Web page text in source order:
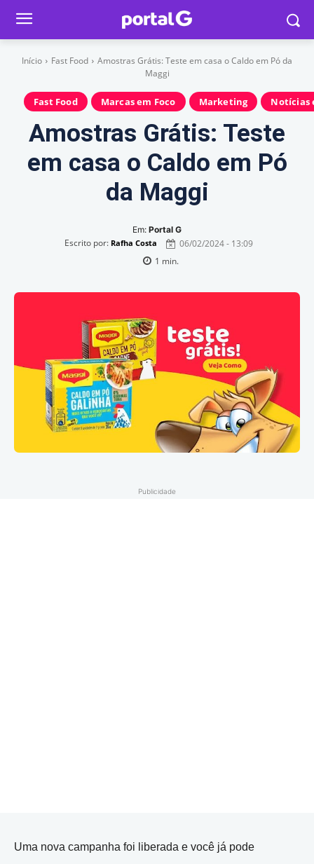
Início Fast Food
Amostras Grátis: Teste em casa o Caldo em Pó da
Maggi
Fast Food Marcas em Foco Marketing Notícias
Amostras Grátis: Teste
em casa o Caldo em Pó
da Maggi
Em: Portal G
Escrito por: Rafha Costa
06/02/2024 - 13:09
1 min.
Publicidade
Uma nova campanha foi liberada e você já pode